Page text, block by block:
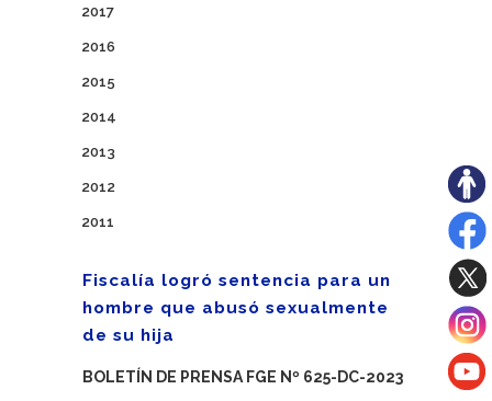
2017
2016
2015
2014
2013
2012
2011
Fiscalía logró sentencia para un
hombre que abusó sexualmente
de su hija
BOLETÍN DE PRENSA FGE Nº 625-DC-2023